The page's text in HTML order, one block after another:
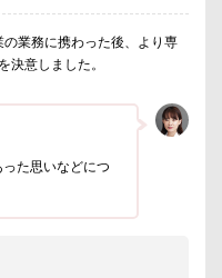
業務に携わった後、より専
決意しました。
た思いなどにつ